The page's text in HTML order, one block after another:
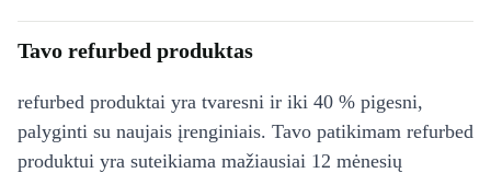
Tavo refurbed produktas
refurbed produktai yra tvaresni ir iki 40 % pigesni,
palyginti su naujais įrenginiais. Tavo patikimam refurbed
produktui yra suteikiama mažiausiai 12 mėnesių